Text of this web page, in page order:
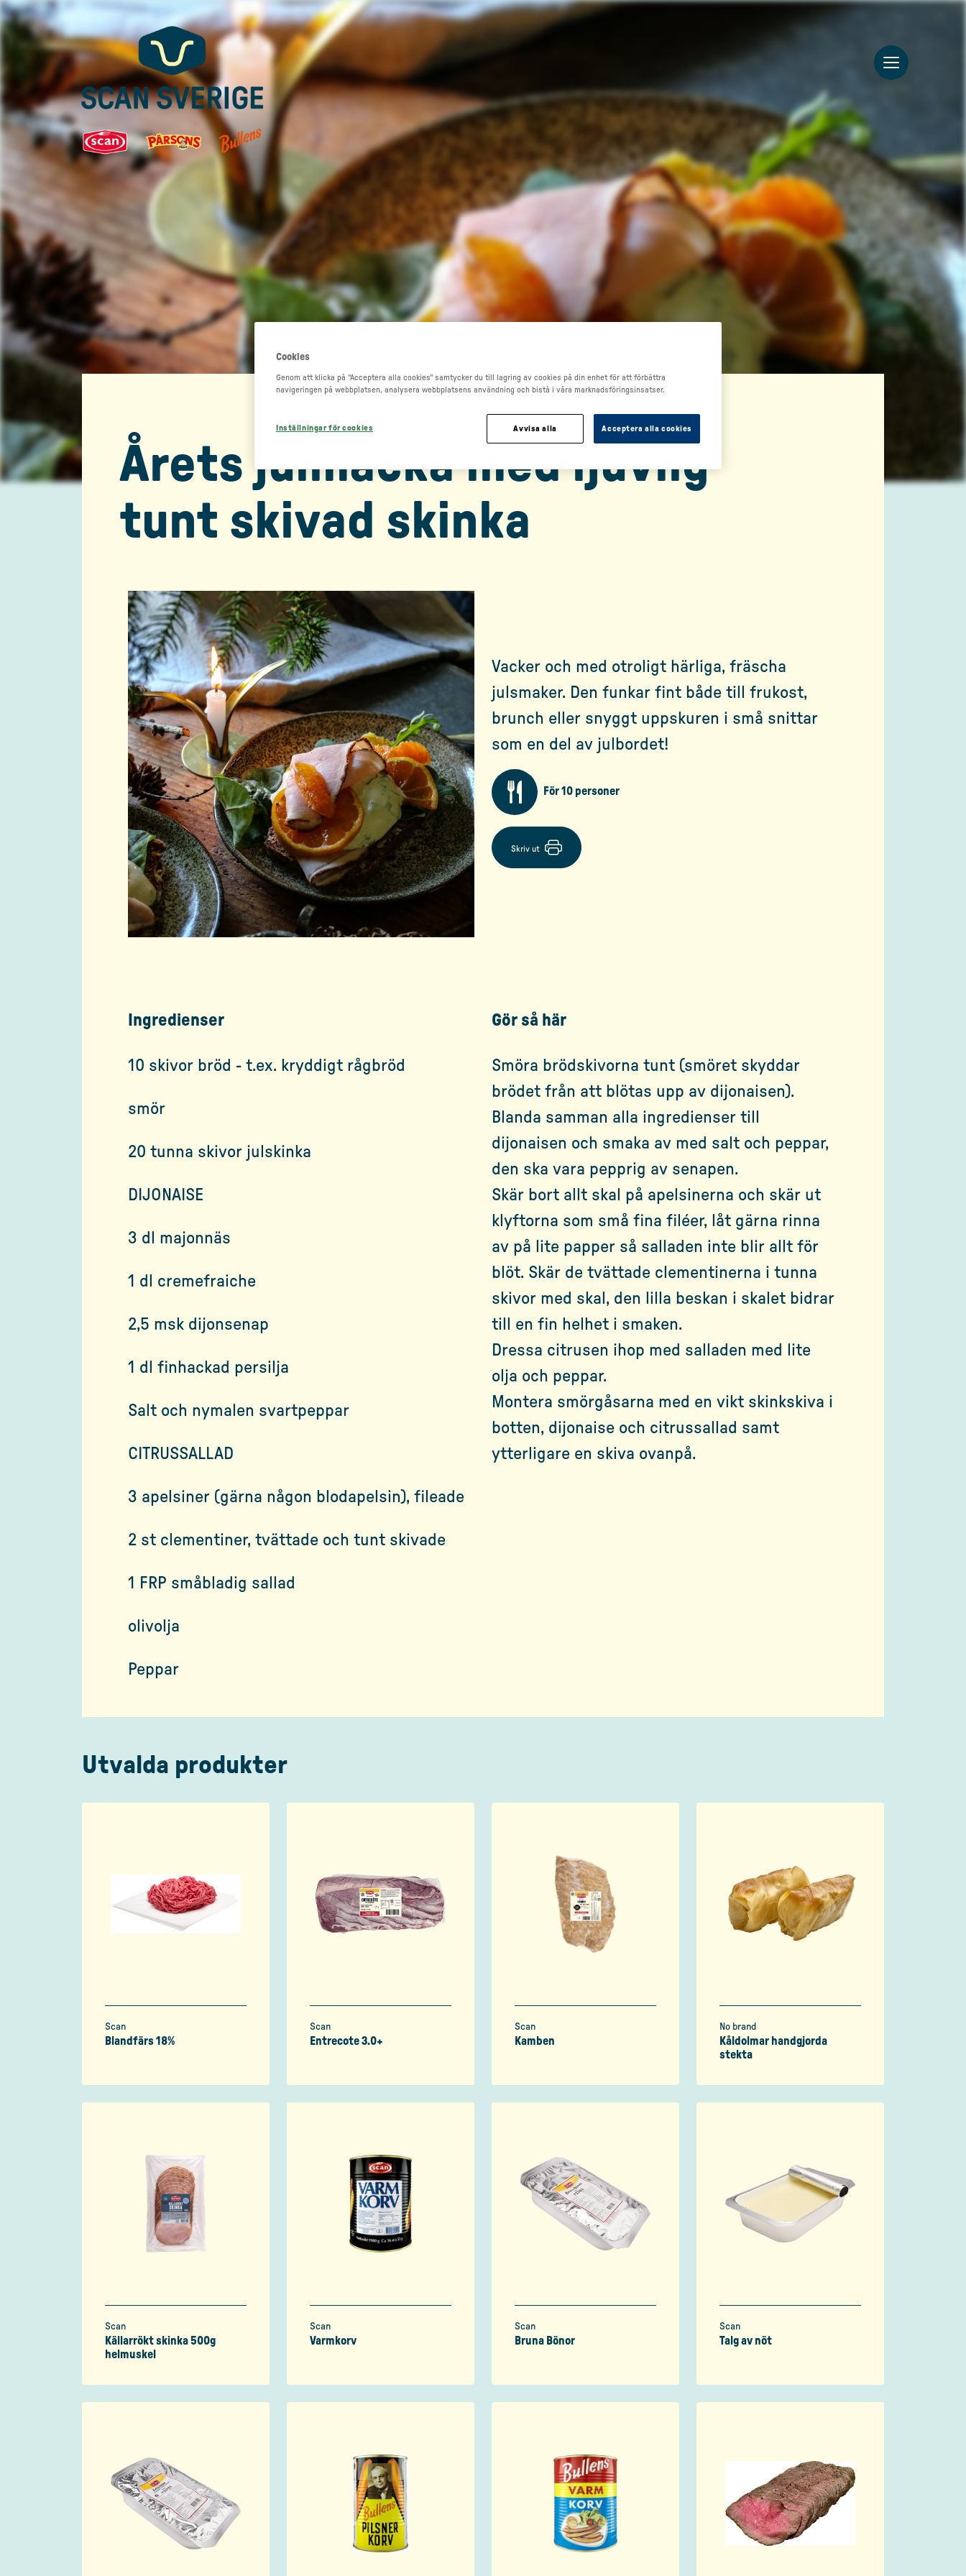
Go to main content
Årets julmacka med ljuvlig
tunt skivad skinka
Vacker och med otroligt härliga, fräscha
julsmaker. Den funkar fint både till frukost,
brunch eller snyggt uppskuren i små snittar
som en del av julbordet!
För 10 personer
Skriv ut
Ingredienser
10 skivor bröd - t.ex. kryddigt rågbröd
smör
20 tunna skivor julskinka
DIJONAISE
3 dl majonnäs
1 dl cremefraiche
2,5 msk dijonsenap
1 dl finhackad persilja
Salt och nymalen svartpeppar
CITRUSSALLAD
3 apelsiner (gärna någon blodapelsin), fileade
2 st clementiner, tvättade och tunt skivade
1 FRP småbladig sallad
olivolja
Peppar
Gör så här
Smöra brödskivorna tunt (smöret skyddar
brödet från att blötas upp av dijonaisen).
Blanda samman alla ingredienser till
dijonaisen och smaka av med salt och peppar,
den ska vara pepprig av senapen.
Skär bort allt skal på apelsinerna och skär ut
klyftorna som små fina filéer, låt gärna rinna
av på lite papper så salladen inte blir allt för
blöt. Skär de tvättade clementinerna i tunna
skivor med skal, den lilla beskan i skalet bidrar
till en fin helhet i smaken.
Dressa citrusen ihop med salladen med lite
olja och peppar.
Montera smörgåsarna med en vikt skinkskiva i
botten, dijonaise och citrussallad samt
ytterligare en skiva ovanpå.
Utvalda produkter
Scan
Blandfärs 18%
Scan
Entrecote 3.0+
Scan
Kamben
No brand
Kåldolmar handgjorda
stekta
Scan
Källarrökt skinka 500g
helmuskel
Scan
Varmkorv
Scan
Bruna Bönor
Scan
Talg av nöt
Cookies
Genom att klicka på "Acceptera alla cookies" samtycker du till lagring av cookies på din enhet för att förbättra
navigeringen på webbplatsen, analysera webbplatsens användning och bistå i våra marknadsföringsinsatser.
Inställningar för cookies Avvisa alla Acceptera alla cookies